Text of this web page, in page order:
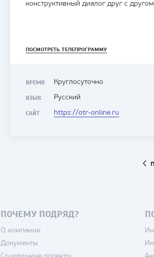
конструктивный диалог друг с
ПОСМОТРЕТЬ ТЕЛЕПРОГРАММУ
ВРЕМЯ Круглосуточно
ЯЗЫК Русский
САЙТ https://otr-online.ru
ПОЧЕМУ ПОДРЯД?
О компании
Документы